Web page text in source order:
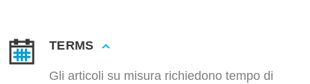
TERMS
Gli articoli su misura richiedono tempo di